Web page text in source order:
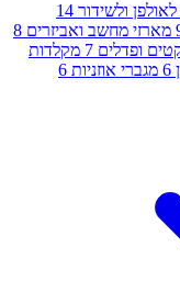
ולשידור 14
מארזי מחשב ואביזרים 8
ופדלים 7 מקלדות
6 מגברי אוזניות 6